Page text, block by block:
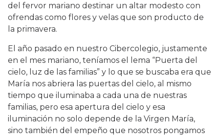
del fervor mariano destinar un altar modesto con
ofrendas como flores y velas que son producto de
la primavera.
El año pasado en nuestro Cibercolegio, justamente
en el mes mariano, teníamos el lema “Puerta del
cielo, luz de las familias” y lo que se buscaba era que
María nos abriera las puertas del cielo, al mismo
tiempo que iluminaba a cada una de nuestras
familias, pero esa apertura del cielo y esa
iluminación no solo depende de la Virgen María,
sino también del empeño que nosotros pongamos